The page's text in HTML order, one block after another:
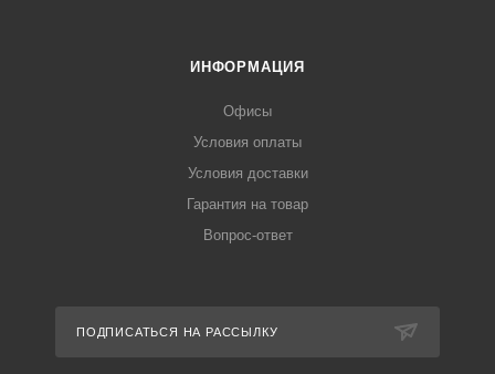
ИНФОРМАЦИЯ
Офисы
Условия оплаты
Условия доставки
Гарантия на товар
Вопрос-ответ
ПОДПИСАТЬСЯ НА РАССЫЛКУ